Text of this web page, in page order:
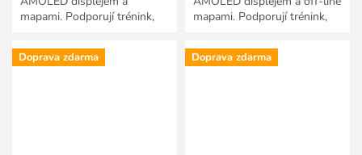
mapami. Podporují trénink,
každodenních aktivit. Jsou
vytvořeny...
mapami. Podporují trénink,
každodenních aktivit. Jsou...
Doprava zdarma Doprava zdarma